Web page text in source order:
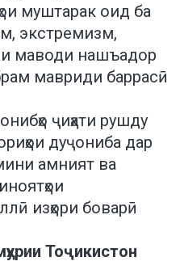
муштарак оид ба
экстремизм,
маводи нашъадор
мавриди баррасӣ
ҷиҳати рушду
дуҷониба дар
амният ва
изҳори боварӣ
Тоҷикистон